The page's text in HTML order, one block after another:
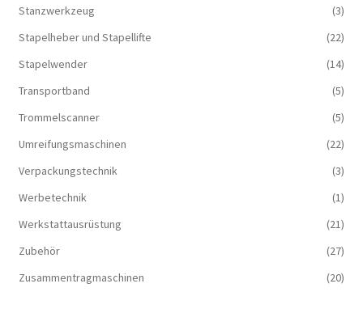
Stanzwerkzeug
(3)
Stapelheber und Stapellifte
(22)
Stapelwender
(14)
Transportband
(5)
Trommelscanner
(5)
Umreifungsmaschinen
(22)
Verpackungstechnik
(3)
Werbetechnik
(1)
Werkstattausrüstung
(21)
Zubehör
(27)
Zusammentragmaschinen
(20)